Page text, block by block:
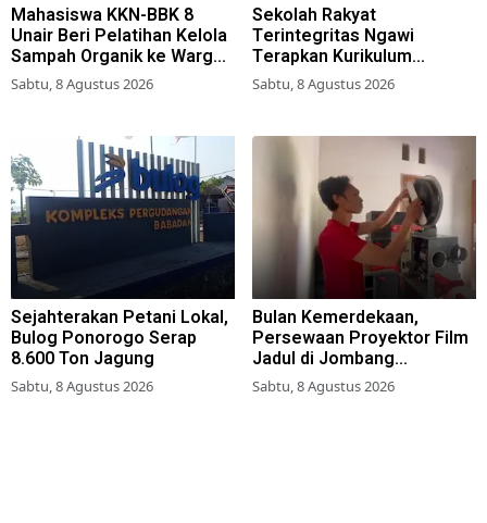
Mahasiswa KKN-BBK 8
Unair Beri Pelatihan Kelola
Sampah Organik ke Warga
Simokerto Surabaya
Sabtu, 8 Agustus 2026
Sekolah Rakyat
Terintegritas Ngawi
Terapkan Kurikulum
Berbasis Asrama
Sabtu, 8 Agustus 2026
Sejahterakan Petani Lokal,
Bulog Ponorogo Serap
8.600 Ton Jagung
Sabtu, 8 Agustus 2026
Bulan Kemerdekaan,
Persewaan Proyektor Film
Jadul di Jombang
Meningkat
Sabtu, 8 Agustus 2026